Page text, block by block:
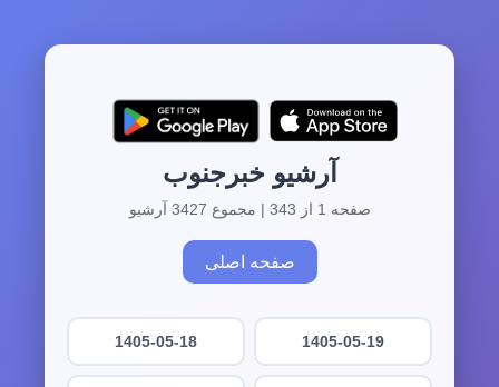
آرشیو خبرجنوب
صفحه 1 از 343 | مجموع 3427 آرشیو
صفحه اصلی
1405-05-19
1405-05-18